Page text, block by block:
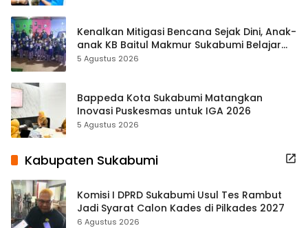
Kenalkan Mitigasi Bencana Sejak Dini, Anak-
anak KB Baitul Makmur Sukabumi Belajar
Lewat Boneka Tangan
5 Agustus 2026
Bappeda Kota Sukabumi Matangkan
Inovasi Puskesmas untuk IGA 2026
5 Agustus 2026
Kabupaten Sukabumi
Komisi I DPRD Sukabumi Usul Tes Rambut
Jadi Syarat Calon Kades di Pilkades 2027
6 Agustus 2026